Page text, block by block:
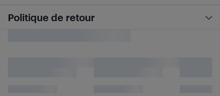
Politique de retour